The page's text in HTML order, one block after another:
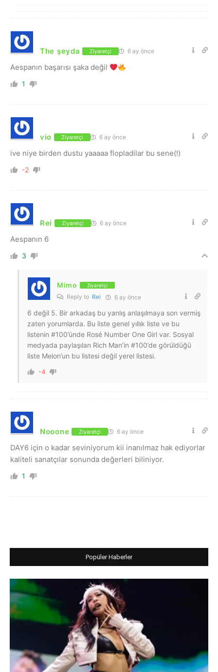
The şeyda Ziyaretçi 6 ay önce
Aespanın başarısı şaka değil
1
vio Ziyaretçi 6 ay önce
ive niye birden dustu yaaaaa flopladilar bu sene(!)
-2
Rei Ziyaretçi 6 ay önce
Aespanın 6
3
Mimo Ziyaretçi
Reply to Rei 6 ay önce
6 değil 5. Bir arkadaş bu yanlış anlaşılmaya son vermiş
zaten yorumlarda. Bu liste genel yıllık liste ve bu
listenin #100’ünde Rosé Number One Girl var. Sosyal
medyada paylaşılan Rich Man’in #100’de görüldüğü
liste Melon’un bu listesi değil yerel listesi.
-4
Nooone Ziyaretçi 6 ay önce
DAY6 için o kadar seviniyorum kii inanılmaz hak ediyorlar
kaliteli sanatçılar sonunda değerleri biliniyor.
1
Popüler Haberler